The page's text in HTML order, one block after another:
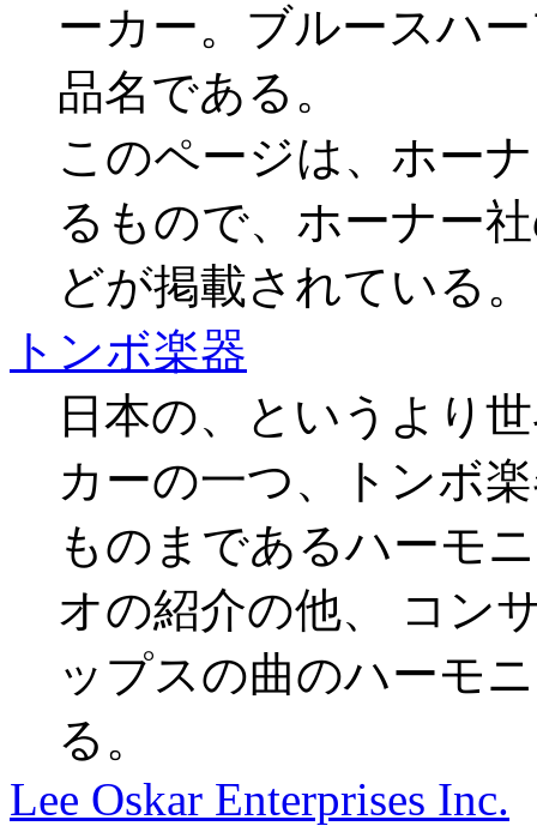
ーカー。ブルースハ
品名である。
このページは、ホー
るもので、ホーナー
どが掲載されている
トンボ楽器
日本の、というより
カーの一つ、トンボ
ものまであるハーモ
オの紹介の他、 コン
ップスの曲のハーモ
る。
Lee Oskar Enterprises Inc.